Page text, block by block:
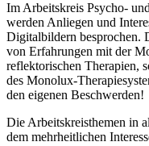
Im Arbeitskreis Psycho-
werden Anliegen und
Digitalbildern besprochen.
von Erfahrungen mit der
reflektorischen Therapien,
des Monolux-
den eigenen Beschwerden!
Die Arbeitskreisthemen in
dem mehrheitlichen